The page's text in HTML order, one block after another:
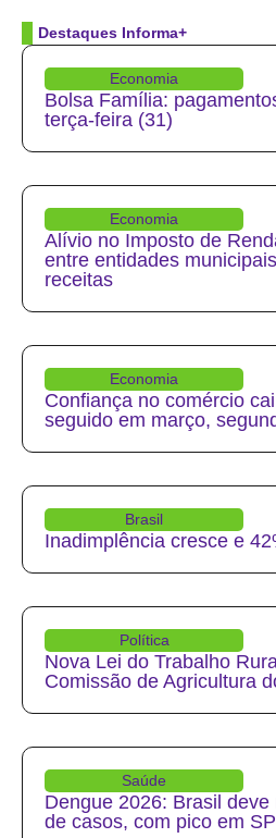
Destaques Informa+
Economia
Bolsa Família:
terça-feira (31)
Economia
Alívio no Imposto de
entre entidades
receitas
Economia
Confiança no comércio
seguido em março,
Brasil
Inadimplência cresce e
Política
Nova Lei do Trabalho
Comissão de Agricultura
Saúde
Dengue 2026: Brasil
de casos, com pico em